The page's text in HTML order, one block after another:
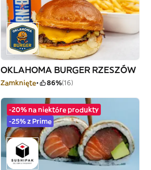
OKLAHOMA BURGER RZESZÓW
Zamknięte 86%(16)
-20% na niektóre produkty
-25% z Prime